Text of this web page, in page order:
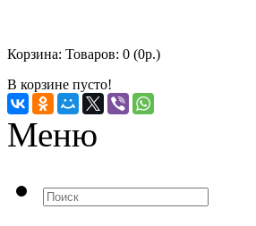
Корзина: Товаров: 0 (0р.)
В корзине пусто!
Меню